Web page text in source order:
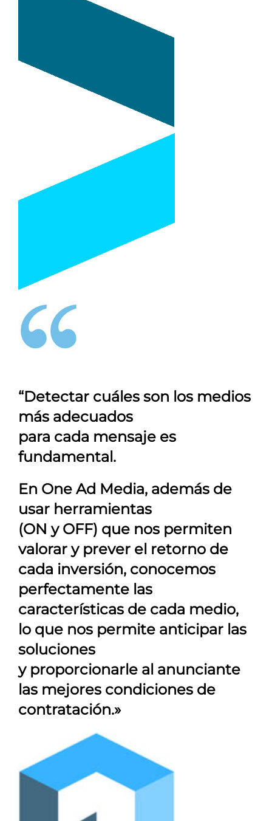
“Detectar cuáles son los medios
más adecuados
para cada mensaje es
fundamental.
En One Ad Media, además de
usar herramientas
(ON y OFF) que nos permiten
valorar y prever el retorno de
cada inversión, conocemos
perfectamente las
características de cada medio,
lo que nos permite anticipar las
soluciones
y proporcionarle al anunciante
las mejores condiciones de
contratación.»